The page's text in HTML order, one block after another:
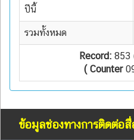
ปีนี้
รวมทั้งหมด
Record:853
( Counter
ข้อมูลช่องทางการติดต่อ